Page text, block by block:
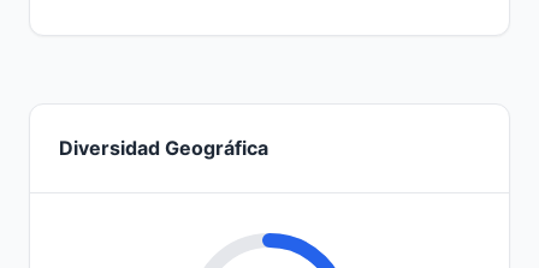
Diversidad Geográfica